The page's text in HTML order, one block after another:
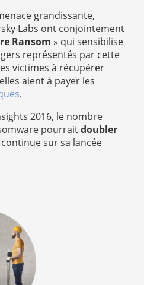
grandissante,
Labs ont conjointement
Ransom » qui sensibilise
représentés par cette
victimes à récupérer
aient à payer les
.
2016, le nombre
pourraitdoubler
continue sur sa lancée